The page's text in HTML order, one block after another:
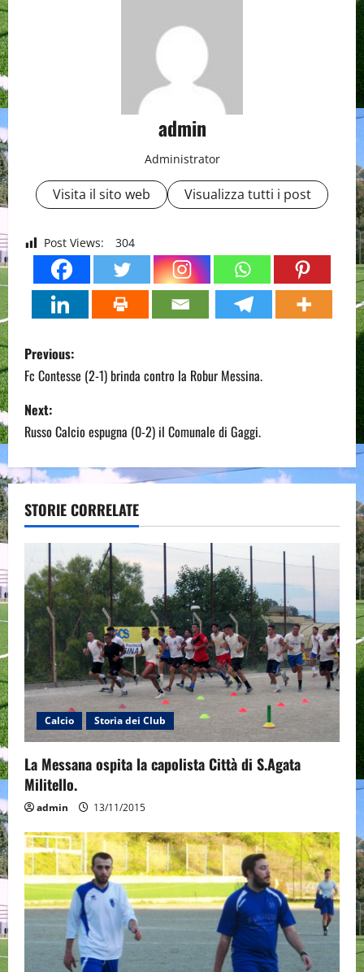
admin
Administrator
Visita il sito web Visualizza tutti i post
Post Views: 304
P
o
s
t
n
a
v
i
g
a
t
i
o
n
Previous:
Fc Contesse (2-1) brinda contro la Robur Messina.
Next:
Russo Calcio espugna (0-2) il Comunale di Gaggi.
STORIE CORRELATE
Calcio Storia dei Club
La Messana ospita la capolista Città di S.Agata
Militello.
admin 13/11/2015